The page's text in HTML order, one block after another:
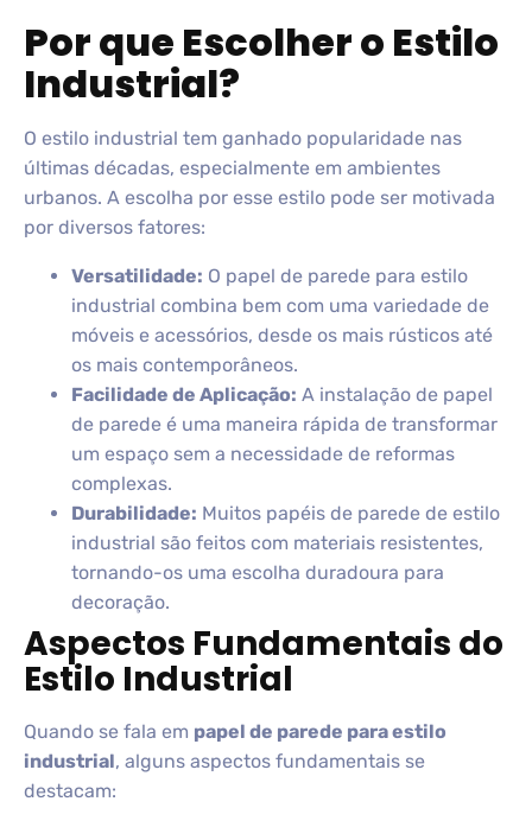
Por que Escolher o Estilo
Industrial?
O estilo industrial tem ganhado popularidade nas
últimas décadas, especialmente em ambientes
urbanos. A escolha por esse estilo pode ser motivada
por diversos fatores:
Versatilidade: O papel de parede para estilo
industrial combina bem com uma variedade de
móveis e acessórios, desde os mais rústicos até
os mais contemporâneos.
Facilidade de Aplicação: A instalação de papel
de parede é uma maneira rápida de transformar
um espaço sem a necessidade de reformas
complexas.
Durabilidade: Muitos papéis de parede de estilo
industrial são feitos com materiais resistentes,
tornando-os uma escolha duradoura para
decoração.
Aspectos Fundamentais do
Estilo Industrial
Quando se fala em papel de parede para estilo
industrial, alguns aspectos fundamentais se
destacam: